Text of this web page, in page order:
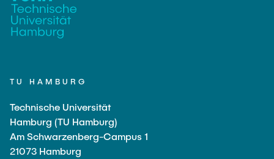
TU HAMBURG
Technische Universität
Hamburg (TU Hamburg)
Am Schwarzenberg-Campus 1
21073 Hamburg